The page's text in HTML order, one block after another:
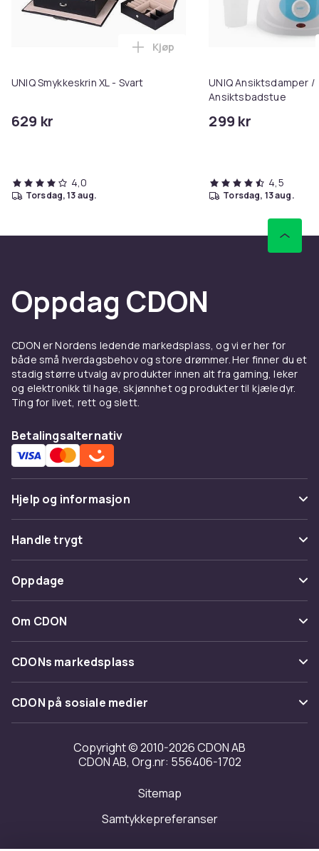
UNIQ Smykkeskrin XL - Svart
629 kr
Legg UNIQ Smykkeskrin XL -
Kjøp
4,0
torsdag, 13 aug.
UNIQ Ansiktsdamper /
Ansiktsbadstue
299 kr
4,5
torsdag, 13 aug.
Oppdag CDON
CDON er Nordens ledende markedsplass, og vi er her for
både små hverdagsbehov og store drømmer. Her finner du et
stadig større utvalg av produkter innen alt fra gaming, leker
og elektronikk til hage, skjønnhet og produkter til kjæledyr.
Ting for livet, rett og slett.
Betalingsalternativ
Hjelp og informasjon
Vanlige spørsmål
Spor pakke
Angre & returner her
Kontakt oss
Handle trygt
Betaling
Levering
Tilbakekallinger
Oppdage
Kategorier
Varemerker
Om CDON
Om oss
Kundeanmeldelser
Jobbe på CDON
Investor relations
Tilgjengelighet
CDONs markedsplass
Merchant Help Center
CDON på sosiale medier
Copyright © 2010-2026 CDON AB
CDON AB, Org.nr: 556406-1702
Sitemap
Samtykkepreferanser